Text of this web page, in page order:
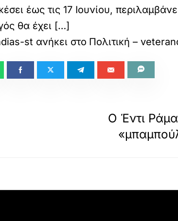
έως τις 17 Ιουνίου,
θα έχει […]
stis-ipa-gia-tin-epomeni-
ανήκει στο Πολιτική –
Ο Έντι